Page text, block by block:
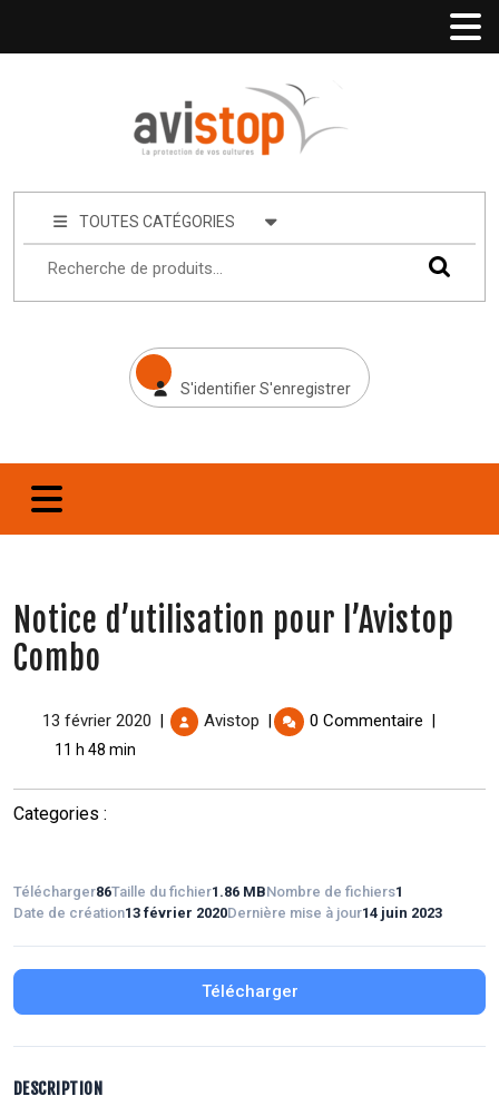
TOUTES CATÉGORIES
S'identifier S'enregistrer
Notice d’utilisation pour l’Avistop
Combo
13 février 2020 Avistop | 0 Commentaire
11 h 48 min
Categories :
Télécharger86Taille du fichier1.86 MBNombre de fichiers1
Date de création13 février 2020Dernière mise à jour14 juin 2023
Télécharger
DESCRIPTION